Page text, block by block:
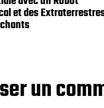
et des
un